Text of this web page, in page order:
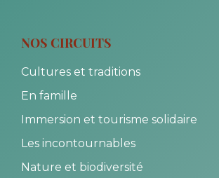
NOS CIRCUITS
Cultures et traditions
En famille
Immersion et tourisme solidaire
Les incontournables
Nature et biodiversité